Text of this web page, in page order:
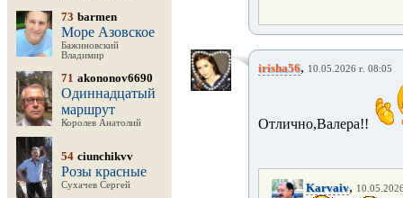
73 barmen
Море Азовское
Бажиновский
Владимир
71 akononov6690
Одиннадцатый
маршрут
Королев Анатолий
54 ciunchikvv
Розы красные
Сухачев Сергей
irisha56, 10.05.2026 г. 08:05
Отлично,Валера!!
Karvaiv,